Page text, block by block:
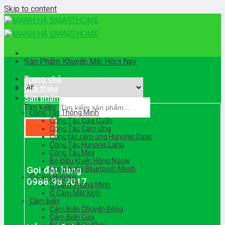
Skip to content
Tìm kiếm:
Gọi đặt hàng
0988.98.2017
Sản Phẩm Khuyến Mãi Hôm Nay
Trang chủ
Giới thiệu
Sản phẩm
Công Tắc Thông Minh
Công Tắc Cửa Cuốn
Công Tắc Cảm Ứng
Công tắc cảm ứng Hunonic Datic
Công Tắc Hunonic Lahu
Công Tắc Mini
Bộ Điều Khiển Hồng Ngoại
Công Nghệ Bluetooth Mesh
Ổ Cắm Hunonic
Ổ Cắm Thông Minh
Ổ Cắm Mặt Kính
Cảm biến
Cảm Biến Chuyển Động
Cảm Biến Cửa